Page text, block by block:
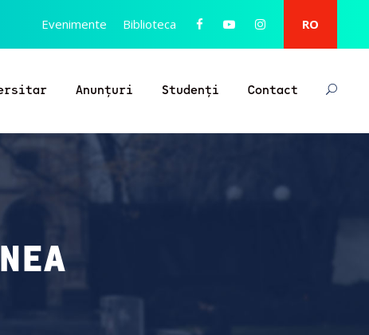
Evenimente Biblioteca RO
Anunțuri Studenți Contact